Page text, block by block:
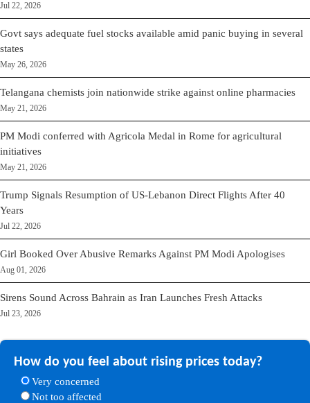
Jul 22, 2026
Govt says adequate fuel stocks available amid panic buying in several
states
May 26, 2026
Telangana chemists join nationwide strike against online pharmacies
May 21, 2026
PM Modi conferred with Agricola Medal in Rome for agricultural
initiatives
May 21, 2026
Trump Signals Resumption of US-Lebanon Direct Flights After 40
Years
Jul 22, 2026
Girl Booked Over Abusive Remarks Against PM Modi Apologises
Aug 01, 2026
Sirens Sound Across Bahrain as Iran Launches Fresh Attacks
Jul 23, 2026
How do you feel about rising prices today?
Very concerned
Not too affected